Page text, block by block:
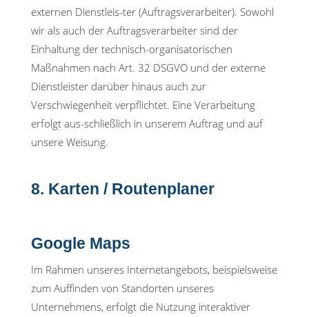
externen Dienstleis-ter (Auftragsverarbeiter). Sowohl
wir als auch der Auftragsverarbeiter sind der
Einhaltung der technisch-organisatorischen
Maßnahmen nach Art. 32 DSGVO und der externe
Dienstleister darüber hinaus auch zur
Verschwiegenheit verpflichtet. Eine Verarbeitung
erfolgt aus-schließlich in unserem Auftrag und auf
unsere Weisung.
8. Karten / Routenplaner
Google Maps
Im Rahmen unseres Internetangebots, beispielsweise
zum Auffinden von Standorten unseres
Unternehmens, erfolgt die Nutzung interaktiver